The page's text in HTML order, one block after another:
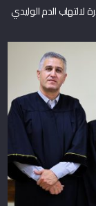
الدم الوليدي